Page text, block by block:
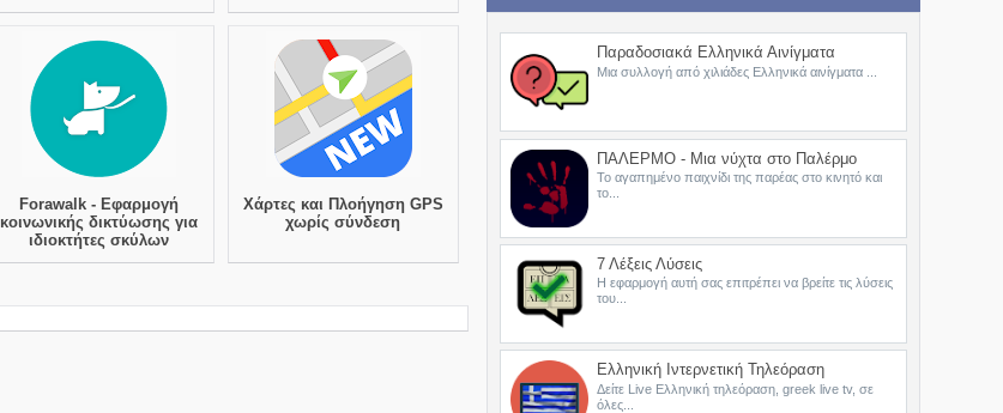
Forawalk - Εφαρμογή
κοινωνικής δικτύωσης για
ιδιοκτήτες σκύλων
Χάρτες και Πλοήγηση GPS
χωρίς σύνδεση
Παραδοσιακά Ελληνικά Αινίγματα
Μια συλλογή από χιλιάδες Ελληνικά αινίγματα ...
ΠΑΛΕΡΜΟ - Μια νύχτα στο Παλέρμο
Το αγαπημένο παιχνίδι της παρέας στο κινητό και
το...
7 Λέξεις Λύσεις
Η εφαρμογή αυτή σας επιτρέπει να βρείτε τις λύσεις
του...
Ελληνική Ιντερνετική Τηλεόραση
Δείτε Live Ελληνική τηλεόραση, greek live tv, σε
όλες...